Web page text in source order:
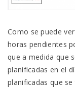
Como se puede
horas pendientes
que a medida que
planificadas en el
planificadas que se